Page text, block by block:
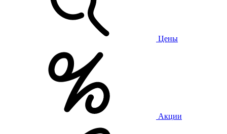
Цены
Акции